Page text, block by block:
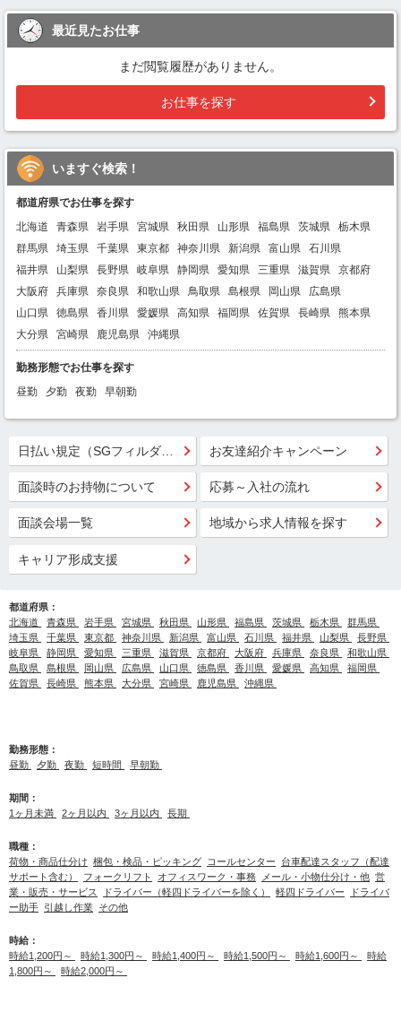
最近見たお仕事
まだ閲覧履歴がありません。
お仕事を探す
いますぐ検索！
都道府県でお仕事を探す
北海道
青森県 岩手県 宮城県 秋田県 山形県 福島県 茨城県
栃木県
群馬県
埼玉県 千葉県 東京都 神奈川県 新潟県 富山県
石川県
福井県
山梨県 長野県 岐阜県 静岡県 愛知県 三重県 滋賀県
京都府
大阪府
兵庫県 奈良県 和歌山県 鳥取県 島根県 岡山県
広島県
山口県
徳島県 香川県 愛媛県 高知県 福岡県 佐賀県 長崎県
熊本県
大分県
宮崎県 鹿児島県 沖縄県
勤務形態でお仕事を探す
昼勤
夕勤 夜勤 早朝勤
お友達紹介キャンペーン
面談時のお持物について 応募～入社の流れ
面談会場一覧 地域から求人情報を探す
キャリア形成支援
都道府県：
北海道
青森県 岩手県 宮城県 秋田県 山形県 福島県 茨城県 栃木県
群馬県
埼玉県
千葉県 東京都 神奈川県 新潟県 富山県 石川県 福井県 山梨県
長野県
岐阜県
静岡県 愛知県 三重県 滋賀県 京都府 大阪府 兵庫県 奈良県
和歌山県
鳥取県
島根県 岡山県 広島県 山口県 徳島県 香川県 愛媛県 高知県
福岡県
佐賀県
長崎県 熊本県 大分県 宮崎県 鹿児島県 沖縄県
勤務形態：
昼勤
夕勤 夜勤 短時間 早朝勤
期間：
1ヶ月未満
2ヶ月以内 3ヶ月以内 長期
職種：
荷物・商品仕分け 梱包・検品・ピッキング コールセンター
台車配達スタッフ（配達
サポート含む）
フォークリフト オフィスワーク・事務 メール・小物仕分け・他 営
業・販売・サービス
ドライバー（軽四ドライバーを除く） 軽四ドライバー
ドライバ
ー助手 引越し作業 その他
時給：
時給1,200円～
時給1,300円～ 時給1,400円～ 時給1,500円～ 時給1,600円～
時給
1,800円～
時給2,000円～